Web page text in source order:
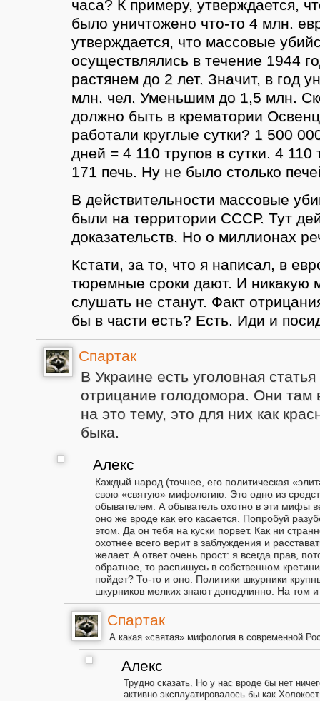
часа? К примеру, утверждается,
было уничтожено что-то 4 млн.
утверждается, что массовые
осуществлялись в течение 1944
растянем до 2 лет. Значит, в год
млн. чел. Уменьшим до 1,5 млн.
должно быть в крематории
работали круглые сутки? 1 500
дней = 4 110 трупов в сутки. 4 110
171 печь. Ну не было столько
В действительности массовые
были на территории СССР. Тут
доказательств. Но о миллионах
Кстати, за то, что я написал, в
тюремные сроки дают. И никакую
слушать не станут. Факт
бы в части есть? Есть. Иди и
Спартак
В Украине есть уголовная статья
отрицание голодомора. Они там
на это тему, это для них как
быка.
Алекс
Каждый народ (точнее, его политическая
свою «святую» мифологию. Это одно из
обывателем. А обыватель охотно в эти мифы
оно же вроде как его касается. Попробуй
этом. Да он тебя на куски порвет. Как ни
охотнее всего верит в заблуждения и
желает. А ответ очень прост: я всегда прав,
обратное, то распишусь в собственном
пойдет? То-то и оно. Политики шкурники
шкурников мелких знают доподлинно. На том и
Спартак
А какая «святая» мифология в современной
Алекс
Трудно сказать. Но у нас вроде бы нет
активно эксплуатировалось бы как